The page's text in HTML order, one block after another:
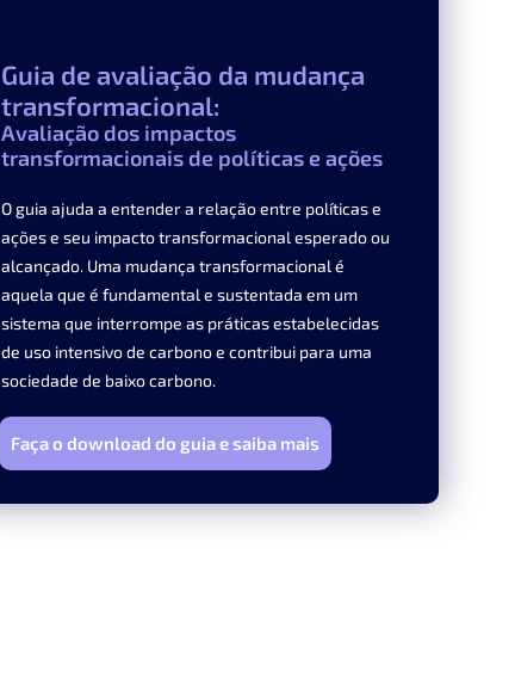
Guia de avaliação da mudança
transformacional:
Avaliação dos impactos
transformacionais de políticas e ações
O guia ajuda a entender a relação entre políticas e
ações e seu impacto transformacional esperado ou
alcançado. Uma mudança transformacional é
aquela que é fundamental e sustentada em um
sistema que interrompe as práticas estabelecidas
de uso intensivo de carbono e contribui para uma
sociedade de baixo carbono.
Faça o download do guia e saiba mais